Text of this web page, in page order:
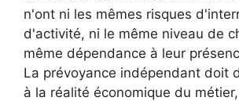
n'ont ni les mêmes risques
d'activité, ni le même niveau de
même dépendance à leur
La prévoyance indépendant doit
à la réalité économique du